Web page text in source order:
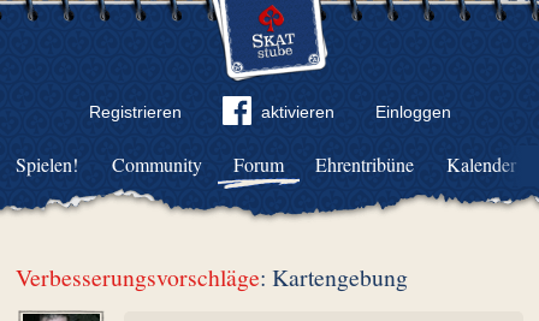
Registrieren aktivieren Einloggen
Community Forum Ehrentribüne Kalender
Spielen!
Verbesserungsvorschläge: Kartengebung